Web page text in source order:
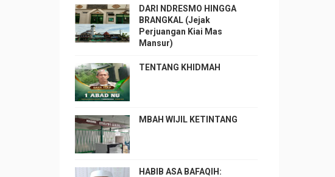
DARI NDRESMO HINGGA
BRANGKAL (Jejak
Perjuangan Kiai Mas
Mansur)
TENTANG KHIDMAH
MBAH WIJIL KETINTANG
HABIB ASA BAFAQIH: